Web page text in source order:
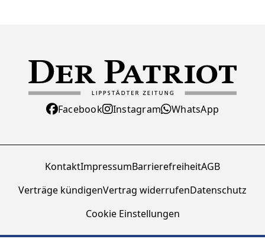
Facebook Instagram WhatsApp
KontaktImpressumBarrierefreiheitAGB
Verträge kündigenVertrag widerrufenDatenschutz
Cookie Einstellungen